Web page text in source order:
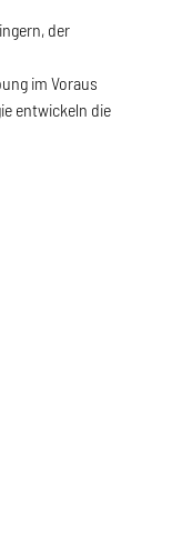
der
im Voraus
entwickeln die